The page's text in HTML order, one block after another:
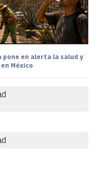
pone en alerta la salud y
México